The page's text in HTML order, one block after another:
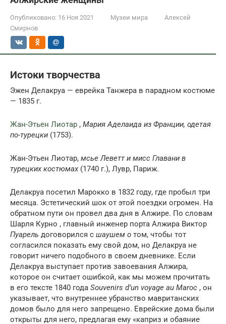
Опубликовано: 16 Ноя 2021 Музеи мира
Алексей
Смирнов
Истоки творчества
Эжен Делакруа — еврейка Танжера в парадном костюме
— 1835 г.
Жан-Этьен Лиотар , Мария Аделаида из Франции, одетая
по-турецки (1753).
Жан-Этьен Лиотар, мсье Леветт и мисс Главани в
турецких костюмах (1740 г.), Лувр, Париж.
Делакруа посетил Марокко в 1832 году, где пробыл три
месяца. Эстетический шок от этой поездки огромен. На
обратном пути он провел два дня в Алжире. По словам
Шарля Курно , главный инженер порта Алжира Виктор
Пуарель договорился с шаушем о том, чтобы тот
согласился показать ему свой дом, но Делакруа не
говорит ничего подобного в своем дневнике. Если
Делакруа выступает против завоевания Алжира,
которое он считает ошибкой, как мы можем прочитать
в его тексте 1840 года Souvenirs d’un voyage au Maroc , он
указывает, что внутреннее убранство мавританских
домов было для него запрещено. Еврейские дома были
открыты для него, предлагая ему «каприз и обаяние